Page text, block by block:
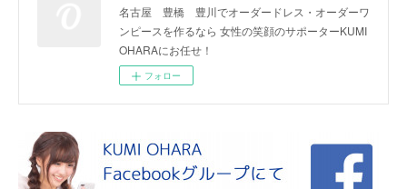
名古屋 豊橋 豊川でオーダードレス・オーダーワ
ンピースを作るなら 女性の笑顔のサポーターKUMI
OHARAにお任せ！
フォロー